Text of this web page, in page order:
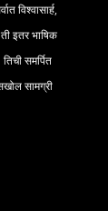
विश्वासार्ह,
ती इतर भाषिक
समर्पित
सामग्री